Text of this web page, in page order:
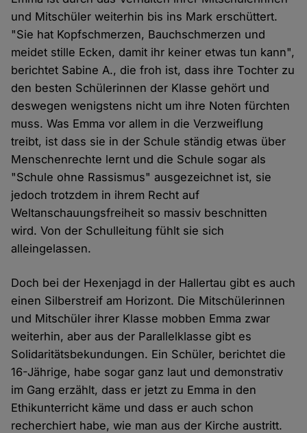
und Mitschüler weiterhin bis ins Mark erschüttert.
"Sie hat Kopfschmerzen, Bauchschmerzen und
meidet stille Ecken, damit ihr keiner etwas tun kann",
berichtet Sabine A., die froh ist, dass ihre Tochter zu
den besten Schülerinnen der Klasse gehört und
deswegen wenigstens nicht um ihre Noten fürchten
muss. Was Emma vor allem in die Verzweiflung
treibt, ist dass sie in der Schule ständig etwas über
Menschenrechte lernt und die Schule sogar als
"Schule ohne Rassismus" ausgezeichnet ist, sie
jedoch trotzdem in ihrem Recht auf
Weltanschauungsfreiheit so massiv beschnitten
wird. Von der Schulleitung fühlt sie sich
alleingelassen.
Doch bei der Hexenjagd in der Hallertau gibt es auch
einen Silberstreif am Horizont. Die Mitschülerinnen
und Mitschüler ihrer Klasse mobben Emma zwar
weiterhin, aber aus der Parallelklasse gibt es
Solidaritätsbekundungen. Ein Schüler, berichtet die
16-Jährige, habe sogar ganz laut und demonstrativ
im Gang erzählt, dass er jetzt zu Emma in den
Ethikunterricht käme und dass er auch schon
recherchiert habe, wie man aus der Kirche austritt.